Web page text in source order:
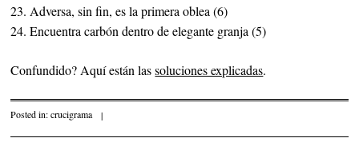
23. Adversa, sin fin, es la primera oblea (6)
24. Encuentra carbón dentro de elegante granja (5)
Confundido? Aquí están lassoluciones explicadas.
Posted in:crucigrama |